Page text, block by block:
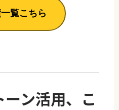
覧こちら
ン活用、こ